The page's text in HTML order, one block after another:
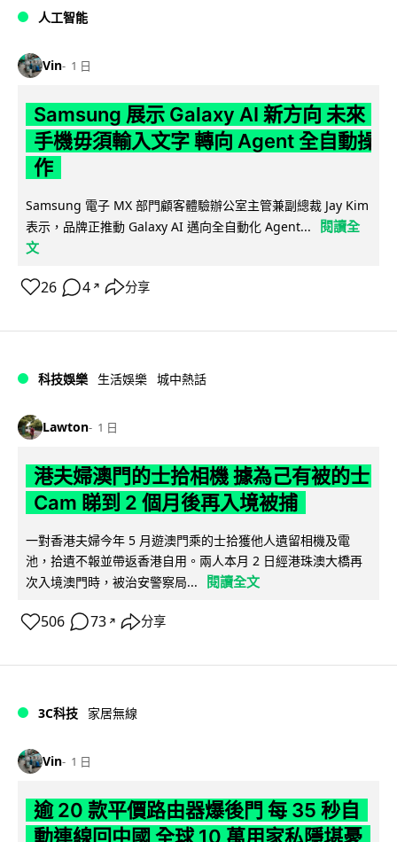
人工智能
Vin 1 日
Samsung 展示 Galaxy AI 新方向 未來
手機毋須輸入文字 轉向 Agent 全自動操
作
Samsung 電子 MX 部門顧客體驗辦公室主管兼副總裁 Jay Kim
表示，品牌正推動 Galaxy AI 邁向全自動化 Agent...
閱讀全
文
26 4 ↗ 分享
科技娛樂 生活娛樂 城中熱話
Lawton 1 日
港夫婦澳門的士拾相機 據為己有被的士
Cam 睇到 2 個月後再入境被捕
一對香港夫婦今年 5 月遊澳門乘的士拾獲他人遺留相機及電
池，拾遺不報並帶返香港自用。兩人本月 2 日經港珠澳大橋再
次入境澳門時，被治安警察局...
閱讀全文
506 73 ↗ 分享
3C科技 家居無線
Vin 1 日
逾 20 款平價路由器爆後門 每 35 秒自
動連線回中國 全球 10 萬用家私隱堪憂